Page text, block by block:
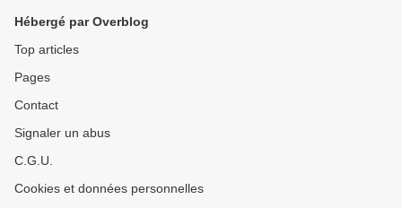
Hébergé par Overblog
Top articles
Pages
Contact
Signaler un abus
C.G.U.
Cookies et données personnelles